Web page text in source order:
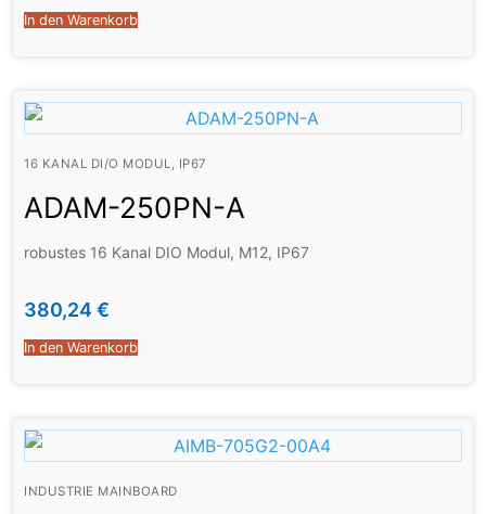
In den Warenkorb
16 KANAL DI/O MODUL, IP67
ADAM-250PN-A
robustes 16 Kanal DIO Modul, M12, IP67
380,24 €
In den Warenkorb
INDUSTRIE MAINBOARD